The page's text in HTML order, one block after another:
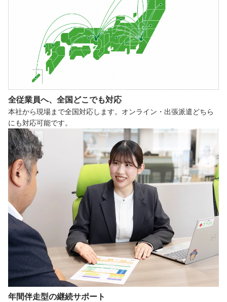
全従業員へ、 全国どこでも対応
本社から現場まで全国対応します。オンライン・出張派遣どちら
にも対応可能です。
年間伴走型の継続サポート